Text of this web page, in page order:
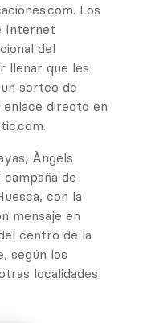
Los
Internet
del
llenar que les
sorteo de
directo en
Àngels
de
con la
mensaje en
centro de la
según los
localidades